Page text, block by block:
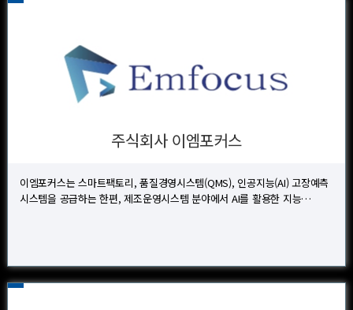
주식회사 이엠포커스
이엠포커스는 스마트팩토리, 품질경영시스템(QMS), 인공지능(AI) 고장예측
시스템을 공급하는 한편, 제조운영시스템 분야에서 AI를 활용한 지능…